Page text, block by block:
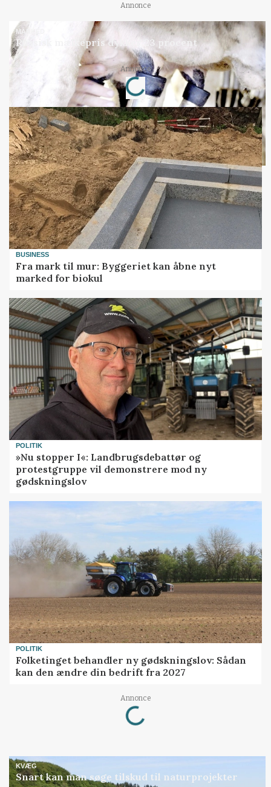
Annonce
MARKED
Russisk mælkepris dykker 23 procent
Annonce
Loading...
BUSINESS
Fra mark til mur: Byggeriet kan åbne nyt
marked for biokul
POLITIK
»Nu stopper I«: Landbrugsdebattør og
protestgruppe vil demonstrere mod ny
gødskningslov
POLITIK
Folketinget behandler ny gødskningslov: Sådan
kan den ændre din bedrift fra 2027
Annonce
Loading...
KVÆG
Snart kan man søge tilskud til naturprojekter